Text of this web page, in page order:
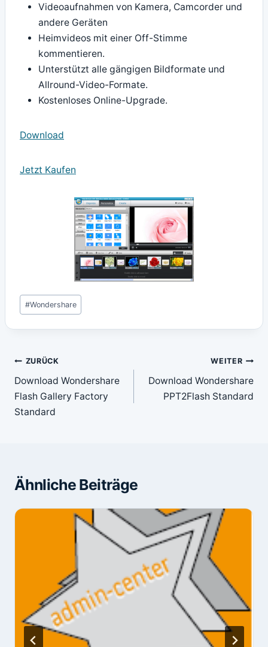
Videoaufnahmen von Kamera, Camcorder und
andere Geräten
Heimvideos mit einer Off-Stimme
kommentieren.
Unterstützt alle gängigen Bildformate und
Allround-Video-Formate.
Kostenloses Online-Upgrade.
Download
Jetzt Kaufen
Schlagworte:
#Wondershare
Beitragsnavigation
ZURÜCK
Download Wondershare
Flash Gallery Factory
Standard
WEITER
Download Wondershare
PPT2Flash Standard
Ähnliche Beiträge